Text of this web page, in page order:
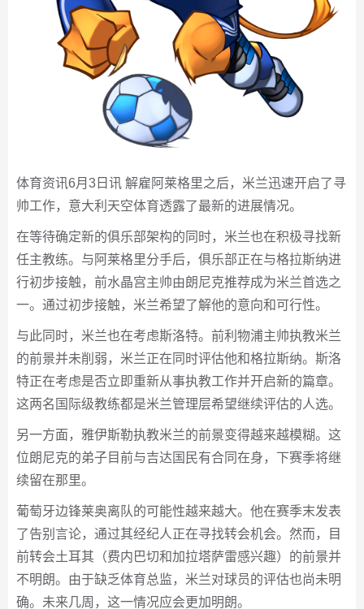
体育资讯6月3日讯 解雇阿莱格里之后，米兰迅速开启了寻
帅工作，意大利天空体育透露了最新的进展情况。
在等待确定新的俱乐部架构的同时，米兰也在积极寻找新
任主教练。与阿莱格里分手后，俱乐部正在与格拉斯纳进
行初步接触，前水晶宫主帅由朗尼克推荐成为米兰首选之
一。通过初步接触，米兰希望了解他的意向和可行性。
与此同时，米兰也在考虑斯洛特。前利物浦主帅执教米兰
的前景并未削弱，米兰正在同时评估他和格拉斯纳。斯洛
特正在考虑是否立即重新从事执教工作并开启新的篇章。
这两名国际级教练都是米兰管理层希望继续评估的人选。
另一方面，雅伊斯勒执教米兰的前景变得越来越模糊。这
位朗尼克的弟子目前与吉达国民有合同在身，下赛季将继
续留在那里。
葡萄牙边锋莱奥离队的可能性越来越大。他在赛季末发表
了告别言论，通过其经纪人正在寻找转会机会。然而，目
前转会土耳其（费内巴切和加拉塔萨雷感兴趣）的前景并
不明朗。由于缺乏体育总监，米兰对球员的评估也尚未明
确。未来几周，这一情况应会更加明朗。